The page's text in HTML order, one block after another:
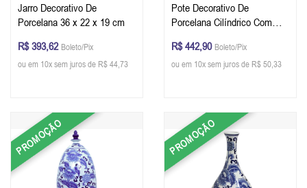
Jarro Decorativo De
Porcelana 36 x 22 x 19 cm
R$ 393,62 Boleto/Pix
ou em 10x sem juros de R$ 44,73
Pote Decorativo De
Porcelana Cilíndrico Com
R$ 442,90 Boleto/Pix
ou em 10x sem juros de R$ 50,33
PROMOÇÃO PROMOÇÃO